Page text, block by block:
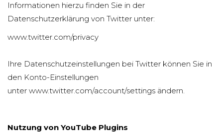
Informationen hierzu finden Sie in der
Datenschutzerklärung von Twitter unter:
www.twitter.com/privacy
Ihre Datenschutzeinstellungen bei Twitter können Sie in
den Konto-Einstellungen
unter www.twitter.com/account/settings ändern.
Nutzung von YouTube Plugins